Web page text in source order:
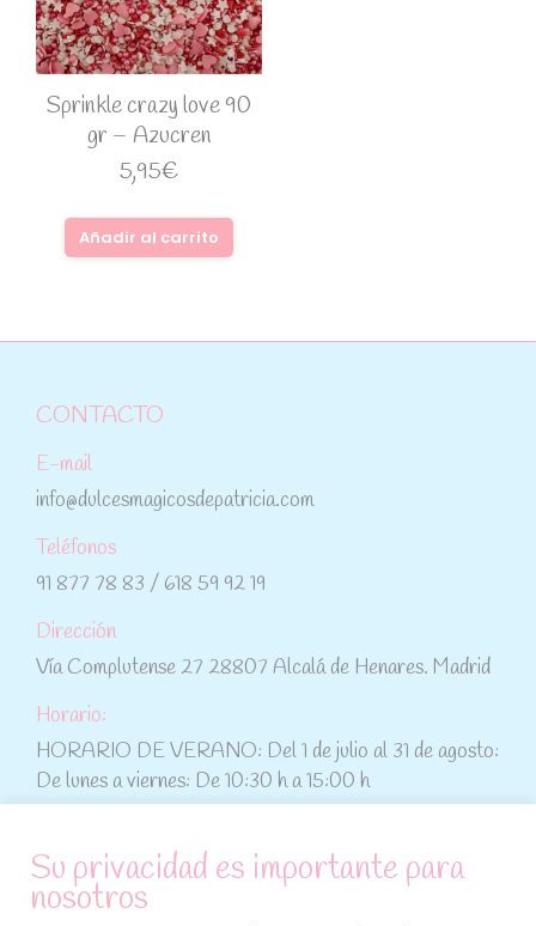
Sprinkle crazy love 90
gr – Azucren
5,95€
Añadir al carrito
CONTACTO
E-mail
info@dulcesmagicosdepatricia.com
Teléfonos
91 877 78 83 / 618 59 92 19
Dirección
Vía Complutense 27 28807 Alcalá de Henares. Madrid
Horario:
HORARIO DE VERANO: Del 1 de julio al 31 de agosto:
De lunes a viernes: De 10:30 h a 15:00 h
ATENCIÓN AL CLIENTE
Condiciones de compra
Su privacidad es importante para
nosotros